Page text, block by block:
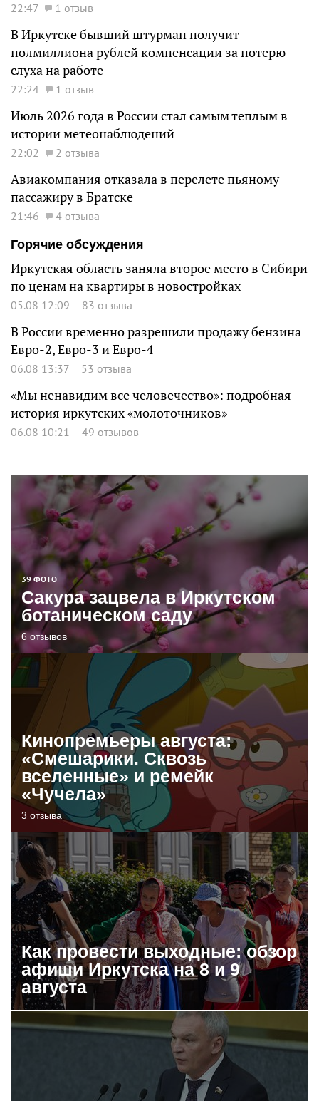
22:47 1 отзыв
В Иркутске бывший штурман получит
полмиллиона рублей компенсации за потерю
слуха на работе
22:24 1 отзыв
Июль 2026 года в России стал самым теплым в
истории метеонаблюдений
22:02 2 отзыва
Авиакомпания отказала в перелете пьяному
пассажиру в Братске
21:46
4 отзыва
Горячие обсуждения
Иркутская область заняла второе место в Сибири
по ценам на квартиры в новостройках
05.08 12:09 83 отзыва
В России временно разрешили продажу бензина
Евро-2, Евро-3 и Евро-4
06.08 13:37 53 отзыва
«Мы ненавидим все человечество»: подробная
история иркутских «молоточников»
06.08 10:21 49 отзывов
39 ФОТО
Сакура зацвела в Иркутском
ботаническом саду
6 отзывов
Кинопремьеры августа:
«Смешарики. Сквозь
вселенные» и ремейк
«Чучела»
3 отзыва
Как провести выходные: обзор
афиши Иркутска на 8 и 9
августа